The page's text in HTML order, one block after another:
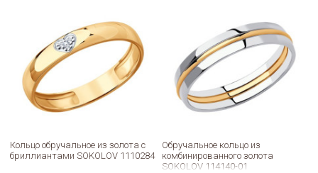
Кольцо обручальное из золота с
бриллиантами SOKOLOV 1110284
Обручальное кольцо из
комбинированного золота
SOKOLOV 114140-01